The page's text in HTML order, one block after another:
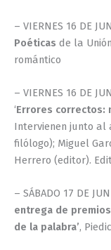
– VIERNES 16 DE
Poéticas de la
romántico
– VIERNES 16 DE
‘Errores correctos:
Intervienen junto al
filólogo); Miguel
Herrero (editor).
– SÁBADO 17 DE
entrega de
de la palabra’,